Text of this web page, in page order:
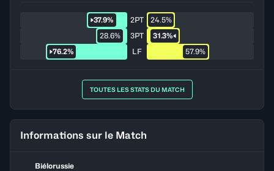
37.9% 2PT
24.5%
28.6%
3PT
31.3%
76.2%
LF 57.9%
TOUTES LES STATS DU MATCH
Informations sur le Match
Biélorussie